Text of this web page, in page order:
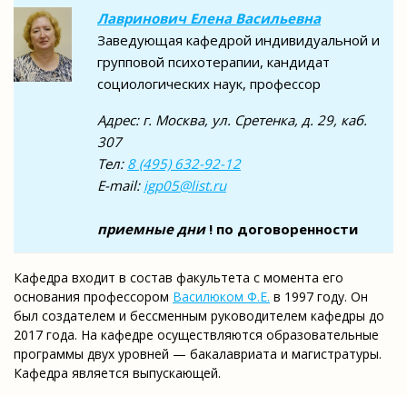
Лавринович Елена Васильевна
Заведующая кафедрой индивидуальной и
групповой психотерапии, кандидат
социологических наук, профессор
Адрес: г. Москва, ул. Сретенка, д. 29, каб.
307
Тел: 8 (495) 632-92-12
E-mail: igp05@list.ru
приемные дни ! по договоренности
Кафедра входит в состав факультета с момента его
основания профессором Василюком Ф.Е. в 1997 году. Он
был создателем и бессменным руководителем кафедры до
2017 года. На кафедре осуществляются образовательные
программы двух уровней — бакалавриата и магистратуры.
Кафедра является выпускающей.